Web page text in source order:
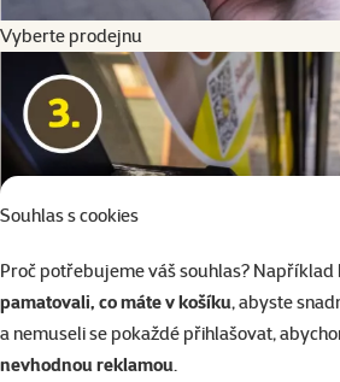
Souhlas s cookies
Proč potřebujeme váš souhlas? Například
pamatovali, co máte v košíku, abyste
a nemuseli se pokaždé přihlašovat,
nevhodnou reklamou.
Vyberte prodejnu